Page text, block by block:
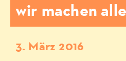
wir machen
3. März 2016